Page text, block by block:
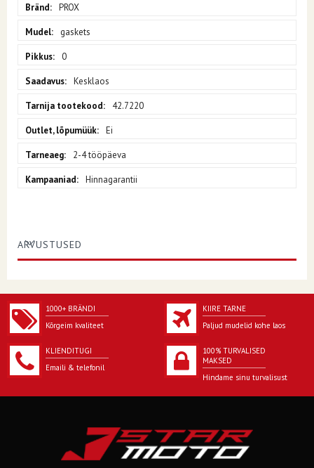
PROX
gaskets
0
Kesklaos
42.7220
Ei
2-4 tööpäeva
Hinnagarantii
ARVUSTUSED
1000+ BRÄNDI
Kõrgeim kvaliteet
KIIRE TARNE
Paljud mudelid kohe laos
KLIENDITUGI
Emaili & telefonil
100% TURVALISED
MAKSED
Hindame sinu turvalisust